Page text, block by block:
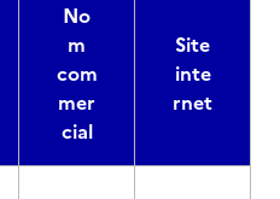
No
m
com
mer
cial
Site
inte
rnet